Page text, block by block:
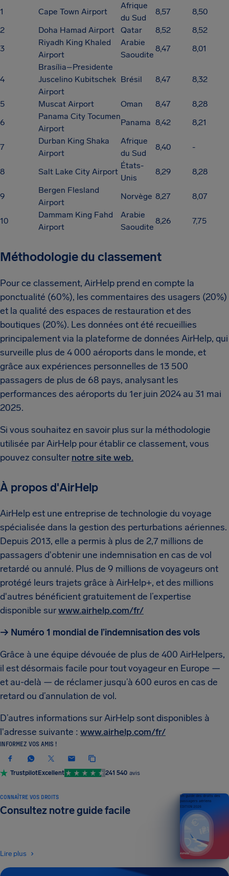
1 Cape Town Airport
Afrique
du Sud
8,57
8,50
2
Doha Hamad Airport Qatar 8,52
8,52
3
Riyadh King Khaled
Airport
Arabie
Saoudite
8,47 8,01
4
Brasília–Presidente
Juscelino Kubitschek
Airport
Brésil 8,47 8,32
5 Muscat Airport Oman 8,47
8,28
6
Panama City Tocumen
Airport
Panama 8,42 8,21
7
Durban King Shaka
Airport
Afrique
du Sud
8,40 -
8 Salt Lake City Airport
États-
Unis
8,29 8,28
9
Bergen Flesland
Airport
Norvège 8,27 8,07
10
Dammam King Fahd
Airport
Arabie
Saoudite
8,26 7,75
Méthodologie du classement
Pour ce classement, AirHelp prend en compte la
ponctualité (60%), les commentaires des usagers (20%)
et la qualité des espaces de restauration et des
boutiques (20%). Les données ont été recueillies
principalement via la plateforme de données AirHelp, qui
surveille plus de 4 000 aéroports dans le monde, et
grâce aux expériences personnelles de 13 500
passagers de plus de 68 pays, analysant les
performances des aéroports du 1er juin 2024 au 31 mai
2025.
Si vous souhaitez en savoir plus sur la méthodologie
utilisée par AirHelp pour établir ce classement, vous
pouvez consulter notre site web.
À propos d'AirHelp
AirHelp est une entreprise de technologie du voyage
spécialisée dans la gestion des perturbations aériennes.
Depuis 2013, elle a permis à plus de 2,7 millions de
passagers d'obtenir une indemnisation en cas de vol
retardé ou annulé. Plus de 9 millions de voyageurs ont
protégé leurs trajets grâce à AirHelp+, et des millions
d'autres bénéficient gratuitement de l’expertise
disponible surwww.airhelp.com/fr/
→ Numéro 1 mondial de l’indemnisation des vols
Grâce à une équipe dévouée de plus de 400 AirHelpers,
il est désormais facile pour tout voyageur en Europe —
et au-delà — de réclamer jusqu’à 600 euros en cas de
retard ou d’annulation de vol.
D’autres informations sur AirHelp sont disponibles à
l'adresse suivante : www.airhelp.com/fr/
INFORMEZ VOS AMIS !
TrustpilotExcellent 241 540 avis
CONNAÎTRE VOS DROITS
Consultez notre guide facile
Lire plus
Un guide des droits des
passagers aériens
ÉDITION 2026